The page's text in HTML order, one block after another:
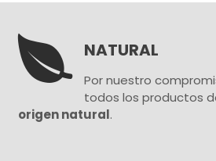
 NATURAL
Por nuestro
todos los productos
origen natural.